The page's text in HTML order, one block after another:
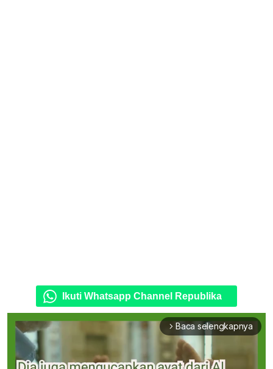
Ikuti Whatsapp Channel Republika
arrow_forward_ios Baca selengkapnya